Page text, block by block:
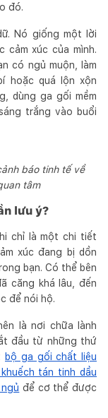
đó.
Nó giống một lời
cảm xúc của mình.
có ngủ muộn, làm
hoặc quá lộn xộn
dùng ga gối mềm
trắng vào buổi
báo tinh tế về
tâm
lưu ý?
chỉ là một chi tiết
xúc đang bị dồn
bạn. Có thể bên
căng khá lâu, đến
để nói hộ.
là nơi chữa lành
đầu từ những thứ
bộ ga gối chất liệu
tán tinh dầu
để cơ thể được